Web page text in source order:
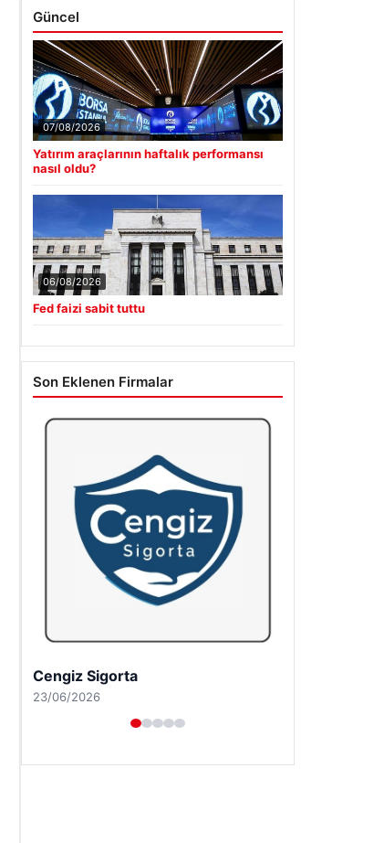
Güncel
07/08/2026
Yatırım araçlarının haftalık performansı
nasıl oldu?
06/08/2026
Fed faizi sabit tuttu
Son Eklenen Firmalar
Hastaş Beton
26/05/2026